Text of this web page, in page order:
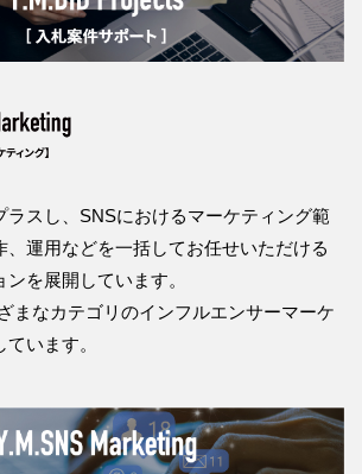
ラスし、SNSにおけるマーケティング範
、運用などを一括してお任せいただける
を展開しています。
まなカテゴリのインフルエンサーマーケ
います。